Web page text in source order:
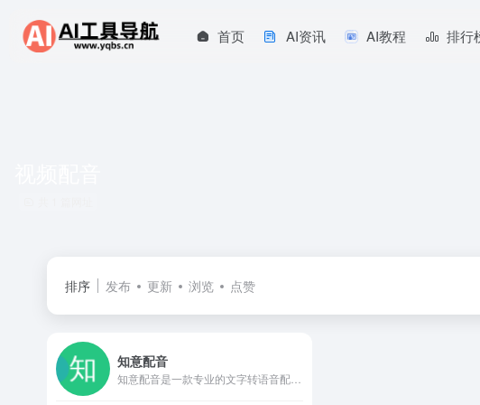
首页 AI资讯 AI教程 排行
排序 发布 更新 浏览 点赞
知意配音